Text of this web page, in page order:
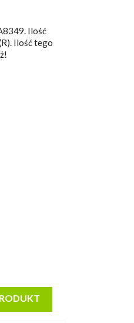
Ilość
Ilość tego